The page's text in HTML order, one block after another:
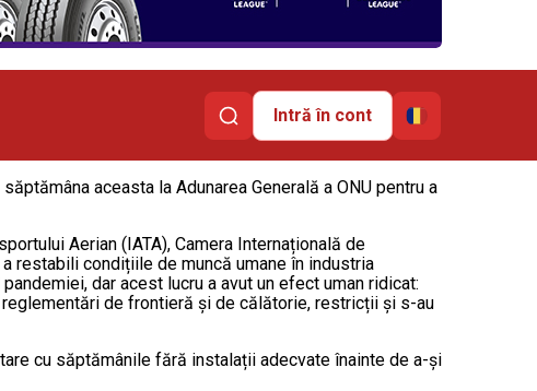
Intră în cont
aceasta la Adunarea Generală a ONU pentru a
Aerian (IATA), Camera Internațională de
restabili condițiile de muncă umane în industria
dar acest lucru a avut un efect uman ridicat:
de frontieră și de călătorie, restricții și s-au
cu săptămânile fără instalații adecvate înainte de a-și